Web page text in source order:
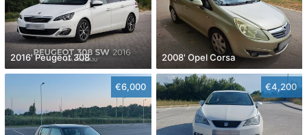
2016' Peugeot 308 2008' Opel Corsa
€6,000 €4,200